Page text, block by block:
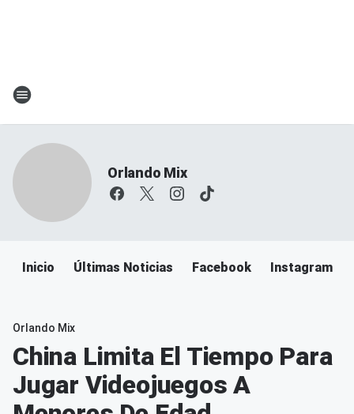
Orlando Mix
Inicio Últimas Noticias Facebook Instagram
Orlando Mix
China Limita El Tiempo Para
Jugar Videojuegos A